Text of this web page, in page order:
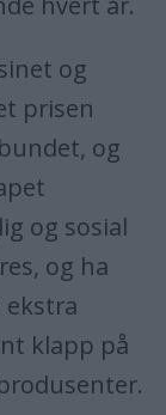
og
prisen
og
og sosial
og ha
ekstra
klapp på